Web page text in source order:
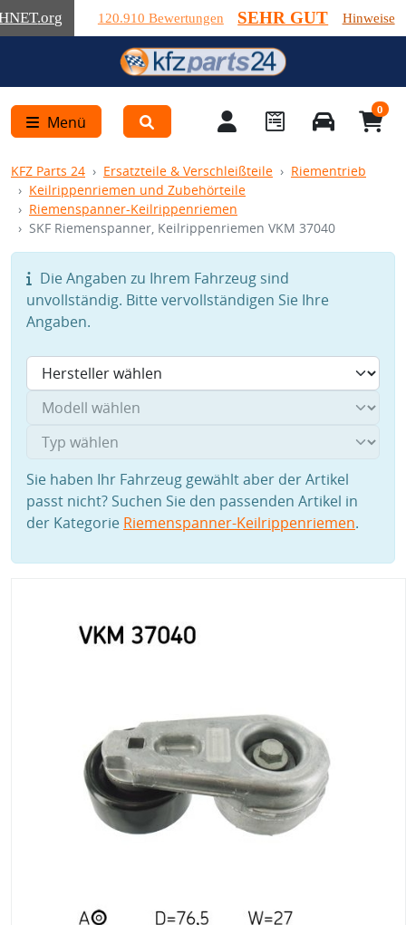
.org 120.910 Bewertungen SEHR GUT Hinweise
Menü
0
KFZ Parts 24 Ersatzteile & Verschleißteile
Riementrieb
Keilrippenriemen und Zubehörteile
Riemenspanner-Keilrippenriemen
SKF Riemenspanner, Keilrippenriemen VKM 37040
Die Angaben zu Ihrem Fahrzeug sind
unvollständig. Bitte vervollständigen Sie Ihre
Angaben.
Sie haben Ihr Fahrzeug gewählt aber der Artikel
passt nicht? Suchen Sie den passenden Artikel in
der Kategorie Riemenspanner-Keilrippenriemen.